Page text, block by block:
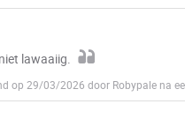
lawaaiig.
op 29/03/2026 door Robypale na